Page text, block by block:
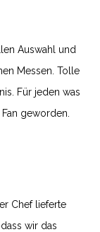
Auswahl und
Messen. Tolle
Für jeden was
geworden.
Chef lieferte
wir das